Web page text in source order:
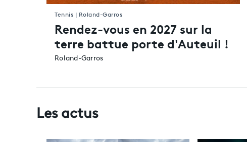
Rendez-vous en 2027 sur la
terre battue porte d'Auteuil !
Roland-Garros
Tennis | Roland-Garros
Les actus